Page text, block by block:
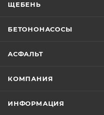
ЩЕБЕНЬ
БЕТОНОНАСОСЫ
АСФАЛЬТ
КОМПАНИЯ
ИНФОРМАЦИЯ